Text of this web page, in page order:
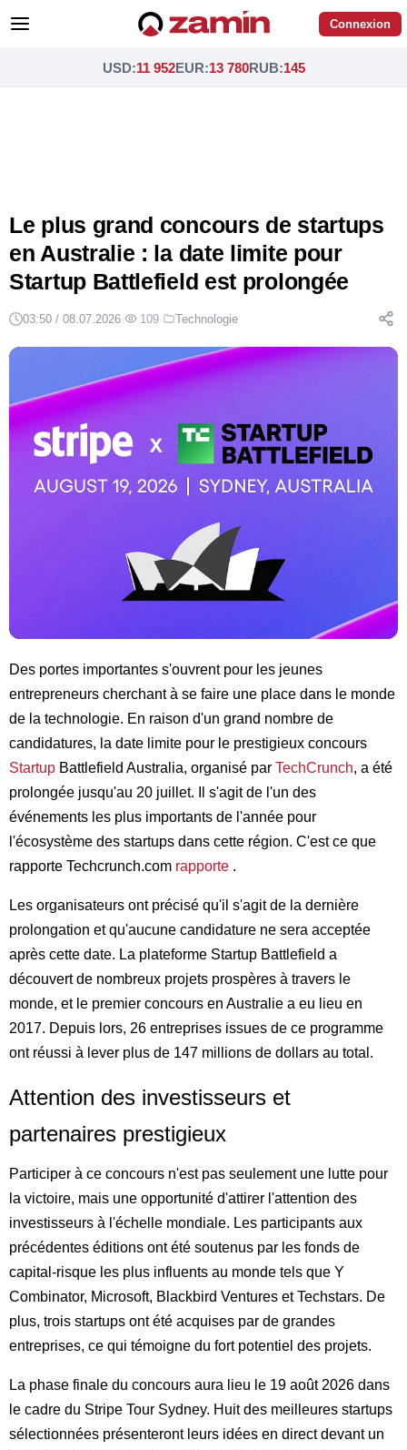
Connexion
USD:11 952EUR:13 780RUB:145
Le plus grand concours de startups
en Australie : la date limite pour
Startup Battlefield est prolongée
03:50 / 08.07.2026· 109· Technologie
Des portes importantes s'ouvrent pour les jeunes
entrepreneurs cherchant à se faire une place dans le monde
de la technologie. En raison d'un grand nombre de
candidatures, la date limite pour le prestigieux concours
Startup Battlefield Australia, organisé par TechCrunch, a été
prolongée jusqu'au 20 juillet. Il s'agit de l'un des
événements les plus importants de l'année pour
l'écosystème des startups dans cette région. C'est ce que
rapporte Techcrunch.com rapporte .
Les organisateurs ont précisé qu'il s'agit de la dernière
prolongation et qu'aucune candidature ne sera acceptée
après cette date. La plateforme Startup Battlefield a
découvert de nombreux projets prospères à travers le
monde, et le premier concours en Australie a eu lieu en
2017. Depuis lors, 26 entreprises issues de ce programme
ont réussi à lever plus de 147 millions de dollars au total.
Attention des investisseurs et
partenaires prestigieux
Participer à ce concours n'est pas seulement une lutte pour
la victoire, mais une opportunité d'attirer l'attention des
investisseurs à l'échelle mondiale. Les participants aux
précédentes éditions ont été soutenus par les fonds de
capital-risque les plus influents au monde tels que Y
Combinator, Microsoft, Blackbird Ventures et Techstars. De
plus, trois startups ont été acquises par de grandes
entreprises, ce qui témoigne du fort potentiel des projets.
La phase finale du concours aura lieu le 19 août 2026 dans
le cadre du Stripe Tour Sydney. Huit des meilleures startups
sélectionnées présenteront leurs idées en direct devant un